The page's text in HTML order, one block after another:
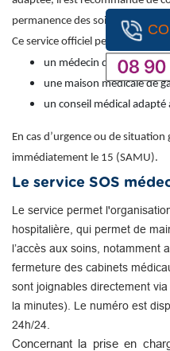
permanence des soins : 116 117
Ce service officiel permet
un médecin de garde
une maison médicale de
un conseil médical
En cas d’urgence ou de
immédiatement le 15 (SAMU).
Le service SOS
Le service permet
hospitalière, qui permet de
l’accès aux soins, notamment
fermeture des cabinets
sont joignables directement
la minutes). Le numéro est
24h/24.
Concernant la prise en